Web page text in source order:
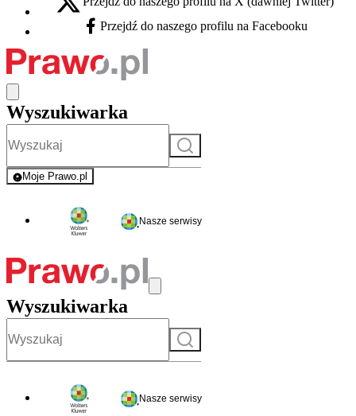
X - otwiera się w nowej karcie
Facebook - otwiera się w nowej karcie
Przejdź do naszego profilu na Facebooku
Wyszukiwarka
Szukaj
Moje Prawo.pl
- rejestracja i logowanie do serwisu
Nasze serwisy
Wyszukiwarka
Szukaj
Nasze serwisy